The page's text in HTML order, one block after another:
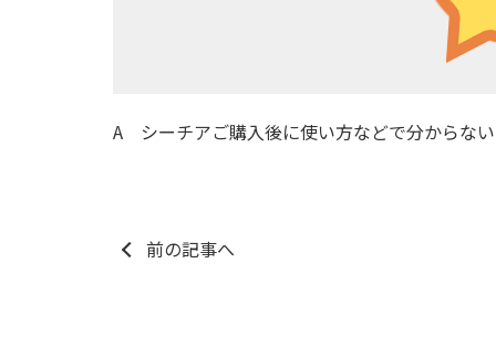
A シーチアご購入後に使い方などで分からな
前の記事へ